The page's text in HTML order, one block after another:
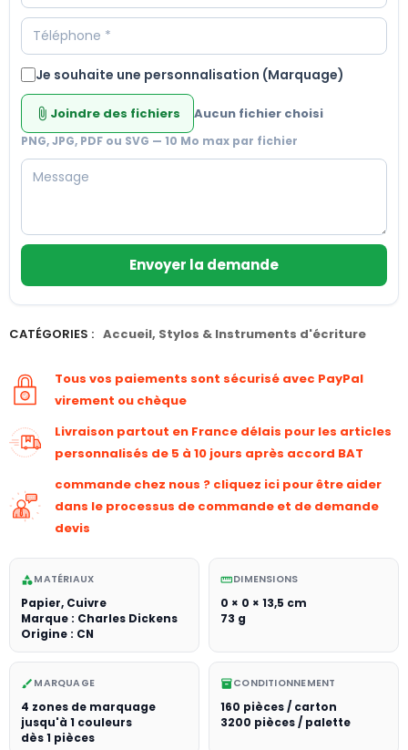
Je souhaite une personnalisation (Marquage)
attach_file Joindre des fichiers Aucun fichier choisi
PNG, JPG, PDF ou SVG — 10 Mo max par fichier
Envoyer la demande
CATÉGORIES : Accueil, Stylos & Instruments d'écriture
Tous vos paiements sont sécurisé avec PayPal
virement ou chèque
Livraison partout en France délais pour les articles
personnalisés de 5 à 10 jours après accord BAT
commande chez nous ? cliquez ici pour être aider
dans le processus de commande et de demande
devis
categoryMATÉRIAUX
Papier, Cuivre
Marque : Charles Dickens
Origine : CN
straightenDIMENSIONS
0 × 0 × 13,5 cm
73 g
brush MARQUAGE
4 zones de marquage
jusqu'à 1 couleurs
dès 1 pièces
inventory_2CONDITIONNEMENT
160 pièces / carton
3200 pièces / palette